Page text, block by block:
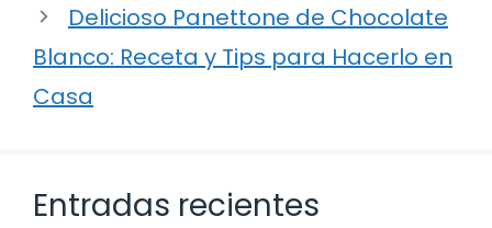
Delicioso Panettone de Chocolate
Blanco: Receta y Tips para Hacerlo en
Casa
Entradas recientes